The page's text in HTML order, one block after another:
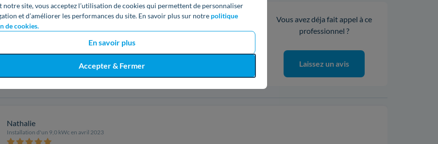
notre site, vous acceptez l’utilisation de cookies qui permettent de personnaliser
et d’améliorer les performances du site. En savoir plus sur notre politique
de cookies.
En savoir plus
Accepter & Fermer
5 100%
4 0%
2 0%
1
Vous avez déja fait appel à ce
professionnel ?
Laissez un avis
Nathalie
Installation d'un 9,0 kWc en avril 2023